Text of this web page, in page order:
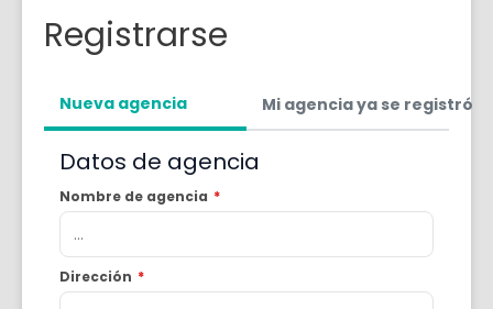
Registrarse
Nueva agencia Mi agencia ya se registró
Datos de agencia
Nombre de agencia *
Dirección *